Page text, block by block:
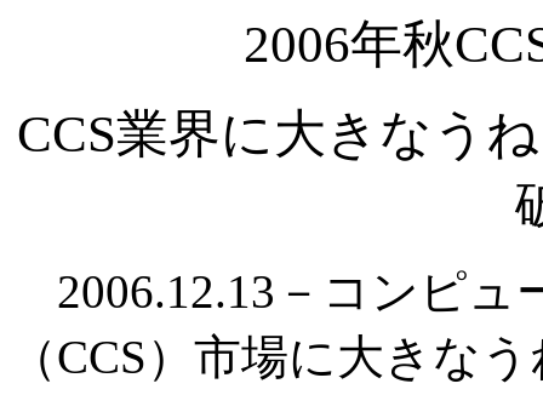
2006年秋
CCS業界に大きなう
2006.12.13－コンピュ
（CCS）市場に大きな